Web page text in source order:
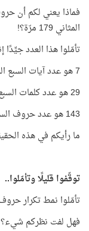
فماذا يعني لكم أن
المثاني 179 مرّة؟!
تأمّلوا هذا العدد جيِّدًا إنه
7 هو عدد آيات السبع المثاني.
29 هو عدد كلمات السبع المثاني.
143 هو عدد حروف السبع المثاني.
ما رأيكم في هذه
توقّفوا قليلًا وتأمّلوا..
تأمّلوا نمط تكرار
فهل لفت نظركم شيء؟